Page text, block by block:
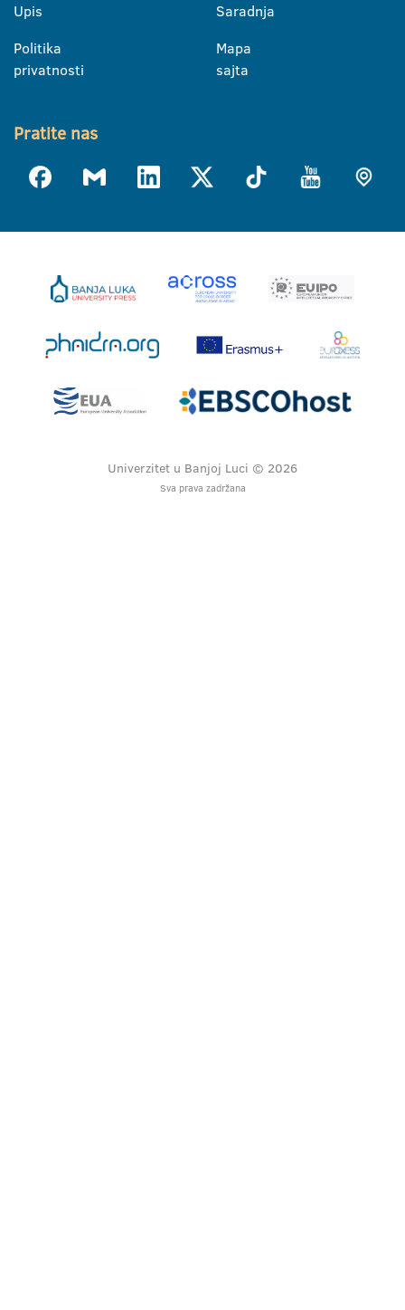
Upis
Politika
privatnosti
Saradnja
Mapa
sajta
Pratite nas
Univerzitet u Banjoj Luci © 2026
Sva prava zadržana